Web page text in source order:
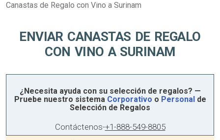
Canastas de Regalo con Vino a Surinam
ENVIAR CANASTAS DE REGALO
CON VINO A SURINAM
¿Necesita ayuda con su selección de regalos? —
Pruebe nuestro sistema Corporativo o Personalde
Selección de Regalos
Contáctenos-+1-888-549-8805